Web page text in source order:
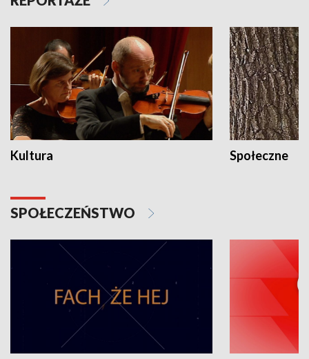
Kultura Społeczne
SPOŁECZEŃSTWO